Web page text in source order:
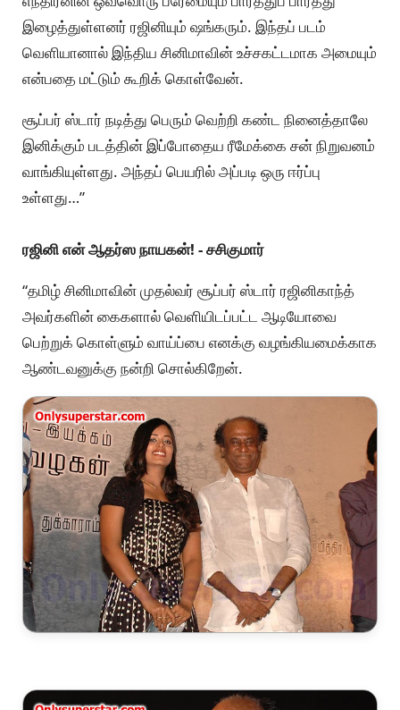
இழைத்துள்ளனர் ரஜினியும் ஷங்கரும். இந்தப் படம்
வெளியானால் இந்திய சினிமாவின் உச்சகட்டமாக அமையும்
என்பதை மட்டும் கூறிக் கொள்வேன்.
சூப்பர் ஸ்டார் நடித்து பெரும் வெற்றி கண்ட நினைத்தாலே
இனிக்கும் படத்தின் இப்போதைய ரீமேக்கை சன் நிறுவனம்
வாங்கியுள்ளது. அந்தப் பெயரில் அப்படி ஒரு ஈர்ப்பு
உள்ளது…”
ரஜினி என் ஆதர்ஸ நாயகன்! - சசிகுமார்
“தமிழ் சினிமாவின் முதல்வர் சூப்பர் ஸ்டார் ரஜினிகாந்த்
அவர்களின் கைகளால் வெளியிடப்பட்ட ஆடியோவை
பெற்றுக் கொள்ளும் வாய்ப்பை எனக்கு வழங்கியமைக்காக
ஆண்டவனுக்கு நன்றி சொல்கிறேன்.